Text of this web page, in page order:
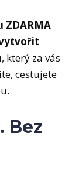
ZDARMA
, který za vás
cestujete
Bez